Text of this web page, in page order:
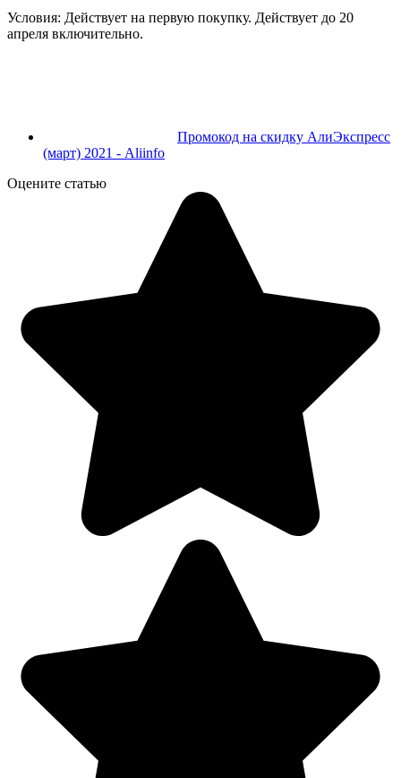
Условия: Действует на первую покупку. Действует до 20
апреля включительно.
Промокод на скидку АлиЭкспресс
(март) 2021 - Aliinfo
Оцените статью